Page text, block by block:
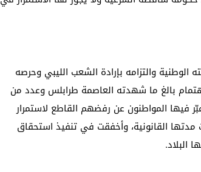
والتزامه بإرادة الشعب الليبي وحرصه
بالغ ما شهدته العاصمة طرابلس وعدد من
فيها المواطنون عن رفضهم القاطع لاستمرار
مدتها القانونية، وأخفقت في تنفيذ استحقاق
البلاد.